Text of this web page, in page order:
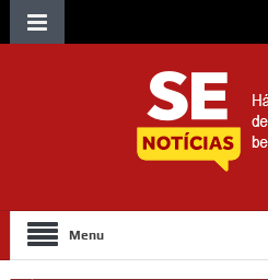
Menu